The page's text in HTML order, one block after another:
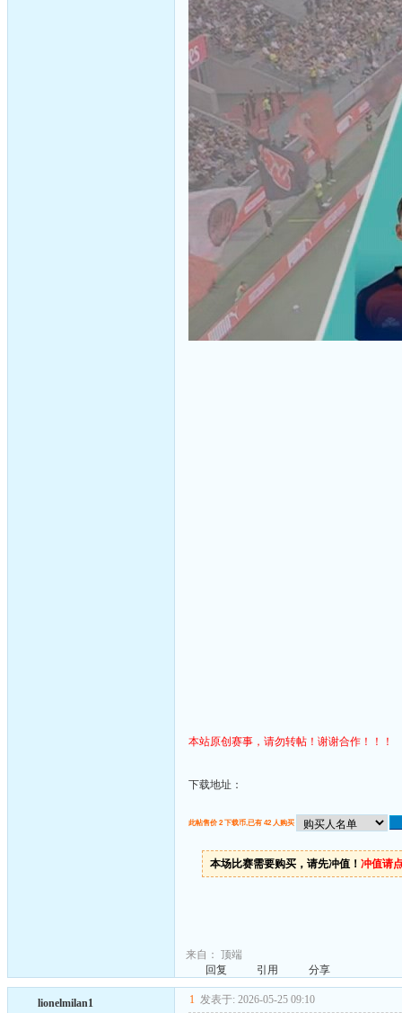
本站原创赛事，请勿转帖！谢谢合作！！！
下载地址：
此帖售价 2 下载币,已有 42 人购买
本场比赛需要购买，请先冲值！ 冲值请
来自： 顶端
回复
引用 分享
lionelmilan1
1 发表于: 2026-05-25 09:10